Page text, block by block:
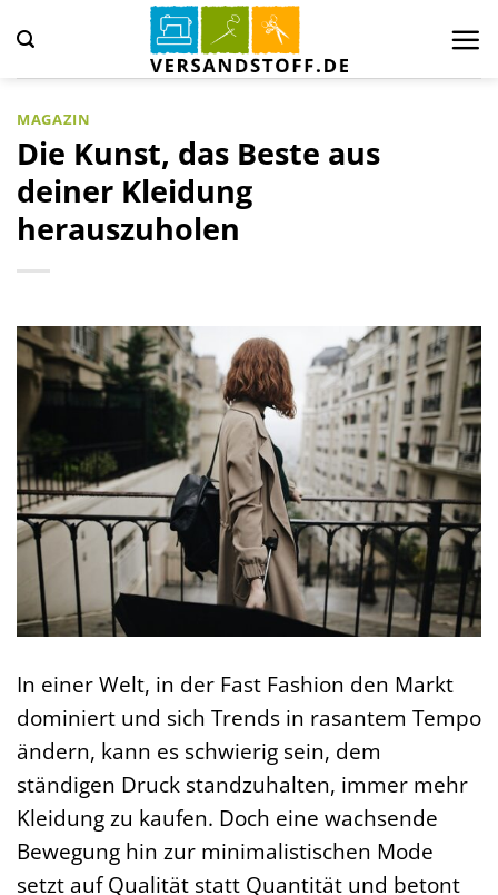
Inhalt
springen
MAGAZIN
Die Kunst, das Beste aus
deiner Kleidung
herauszuholen
In einer Welt, in der Fast Fashion den Markt
dominiert und sich Trends in rasantem Tempo
ändern, kann es schwierig sein, dem
ständigen Druck standzuhalten, immer mehr
Kleidung zu kaufen. Doch eine wachsende
Bewegung hin zur minimalistischen Mode
setzt auf Qualität statt Quantität und betont